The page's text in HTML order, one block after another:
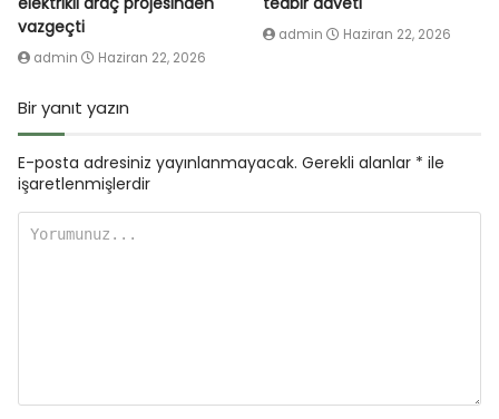
vazgeçti
admin Haziran 22, 2026
admin Haziran 22, 2026
Bir yanıt yazın
E-posta adresiniz yayınlanmayacak. Gerekli alanlar * ile
işaretlenmişlerdir